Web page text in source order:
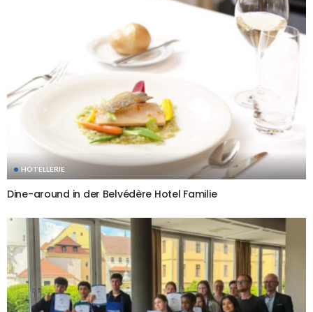
HOTELLERIE
Dine-around in der Belvédère Hotel Familie